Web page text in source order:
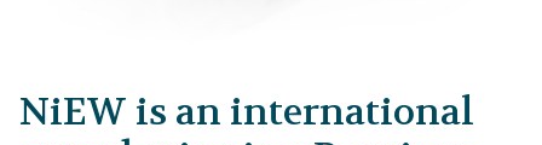
NiEW is an international